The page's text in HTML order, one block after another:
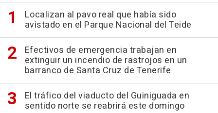
Localizan al pavo real que había sido
avistado en el Parque Nacional del Teide
Efectivos de emergencia trabajan en
extinguir un incendio de rastrojos en un
barranco de Santa Cruz de Tenerife
El tráfico del viaducto del Guiniguada en
sentido norte se reabrirá este domingo